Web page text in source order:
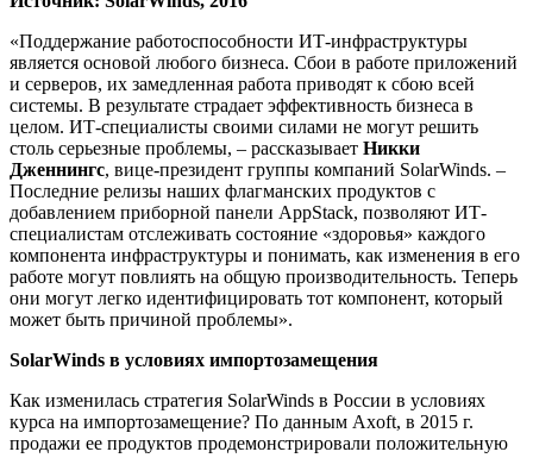
«Поддержание работоспособности ИТ-инфраструктуры
является основой любого бизнеса. Сбои в работе приложений
и серверов, их замедленная работа приводят к сбою всей
системы. В результате страдает эффективность бизнеса в
целом. ИТ-специалисты своими силами не могут решить
столь серьезные проблемы, – рассказывает Никки
Дженнингс, вице-президент группы компаний SolarWinds. –
Последние релизы наших флагманских продуктов с
добавлением приборной панели AppStack, позволяют ИТ-
специалистам отслеживать состояние «здоровья» каждого
компонента инфраструктуры и понимать, как изменения в его
работе могут повлиять на общую производительность. Теперь
они могут легко идентифицировать тот компонент, который
может быть причиной проблемы».
SolarWinds в условиях импортозамещения
Как изменилась стратегия SolarWinds в России в условиях
курса на импортозамещение? По данным Axoft, в 2015 г.
продажи ее продуктов продемонстрировали положительную